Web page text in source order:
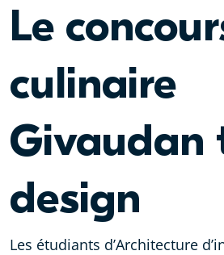
Le
culinaire
Givaudan
design
Les étudiants d’Architecture